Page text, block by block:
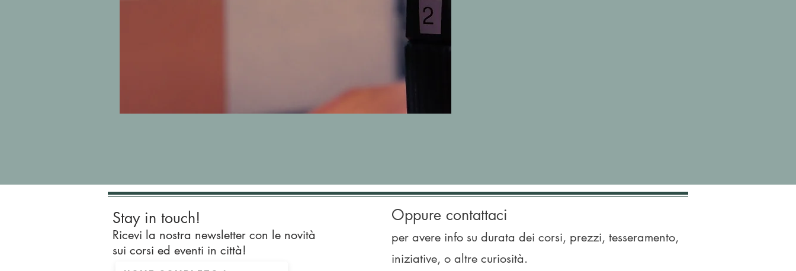
Stay in touch!
Ricevi la nostra newsletter con le novità
sui corsi ed eventi in città!
Oppure contattaci
per avere info su durata dei corsi, prezzi, tesseramento,
iniziative, o altre curiosità.